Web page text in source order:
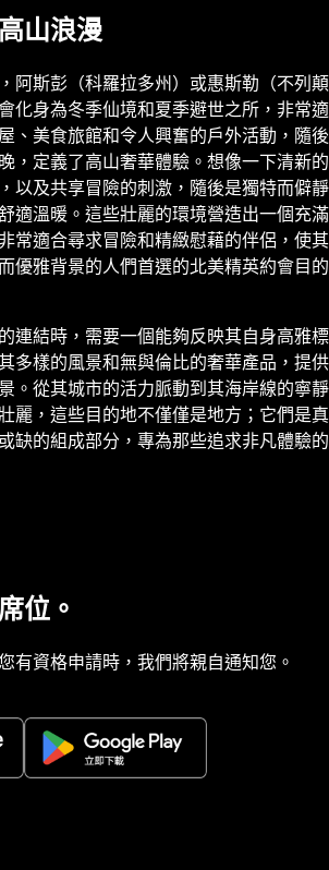
山浪漫
阿斯彭（科羅拉多州）或惠斯勒（不列顛
化身為冬季仙境和夏季避世之所，非常適
、美食旅館和令人興奮的戶外活動，隨後
，定義了高山奢華體驗。想像一下清新的
以及共享冒險的刺激，隨後是獨特而僻靜
適溫暖。這些壯麗的環境營造出一個充滿
常適合尋求冒險和精緻慰藉的伴侶，使其
優雅背景的人們首選的北美精英約會目的
連結時，需要一個能夠反映其自身高雅標
多樣的風景和無與倫比的奢華產品，提供
。從其城市的活力脈動到其海岸線的寧靜
麗，這些目的地不僅僅是地方；它們是真
缺的組成部分，專為那些追求非凡體驗的
位。
有資格申請時，我們將親自通知您。